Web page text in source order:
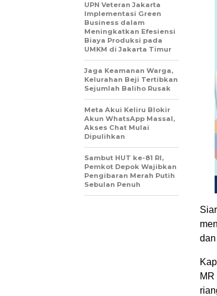
UPN Veteran Jakarta
Implementasi Green
Business dalam
Meningkatkan Efesiensi
Biaya Produksi pada
UMKM di Jakarta Timur
Jaga Keamanan Warga,
Kelurahan Beji Tertibkan
Sejumlah Baliho Rusak
Meta Akui Keliru Blokir
Akun WhatsApp Massal,
Akses Chat Mulai
Dipulihkan
Sambut HUT ke-81 RI,
Pemkot Depok Wajibkan
Pengibaran Merah Putih
Sebulan Penuh